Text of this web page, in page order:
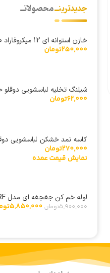
جدیدترینــمحصولاتــ
خازن استوانه ای 12 میکروفاراد 450 ولت
250,000تومان
شیلنگ تخلیه لباسشویی دوقلو
62,000تومان
کاسه نمد خشکن لباسشویی
10
270,000تومان
نمایش قیمت عمده
لوله خم کن جغجغه ای مدل CT-999RF
5,900,000تومان 5,850,000